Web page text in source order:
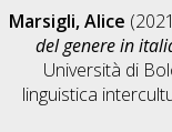
Marsigli, Alice
del genere in
Università di
linguistica